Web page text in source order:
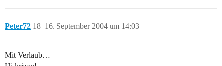
Peter72 16. September 2004 um 14:03
18
Mit Verlaub…